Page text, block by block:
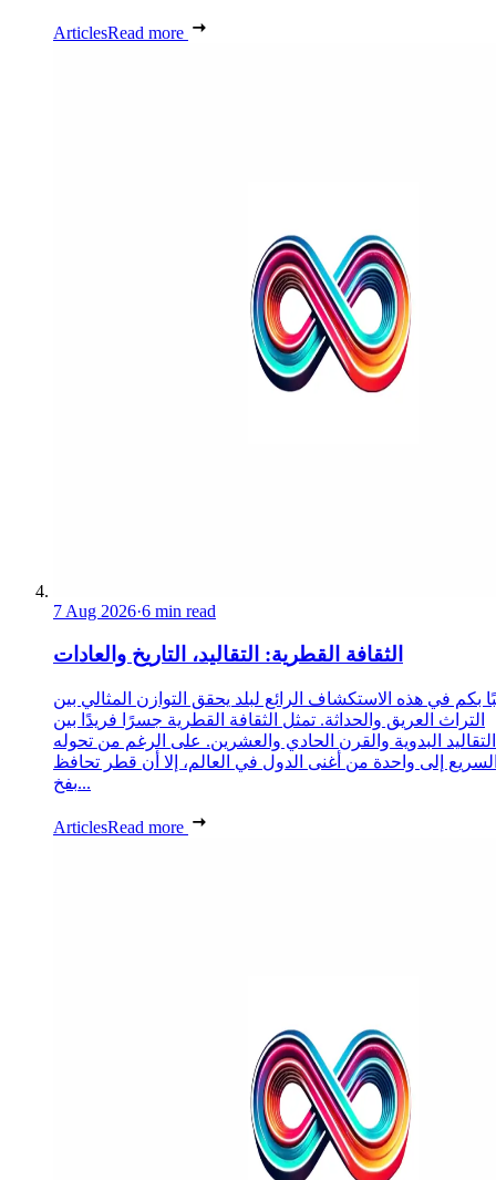
ArticlesRead more
7 Aug 2026·6 min read
الثقافة القطرية: التقاليد، التاريخ والعادات
بكم في هذه الاستكشاف الرائع لبلد يحقق التوازن المثالي بين
التراث العريق والحداثة. تمثل الثقافة القطرية جسرًا فريدًا بين
التقاليد البدوية والقرن الحادي والعشرين. على الرغم من تحوله
إلى واحدة من أغنى الدول في العالم، إلا أن قطر تحافظ
بفخ...
ArticlesRead more